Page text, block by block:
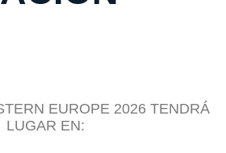
EUROPE 2026 TENDRÁ
LUGAR EN: